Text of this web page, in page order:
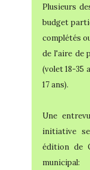
Plusieurs
budget
complétés
de l'aire de
(volet 18-35
17 ans).
Une
initiative
édition de
municipal: